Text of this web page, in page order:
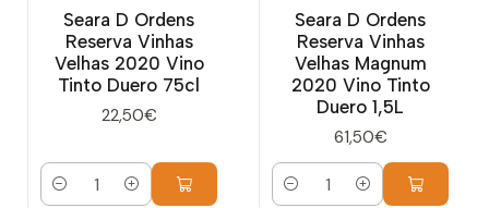
Seara D Ordens
Reserva Vinhas
Velhas 2020 Vino
Tinto Duero 75cl
22,50€
Cantidad
Seara D Ordens
Reserva Vinhas
Velhas Magnum
2020 Vino Tinto
Duero 1,5L
61,50€
Cantidad